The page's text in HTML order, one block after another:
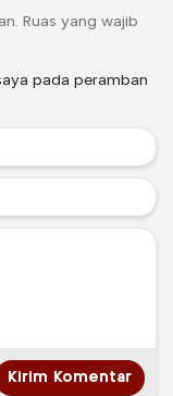
Ruas yang wajib
pada peramban